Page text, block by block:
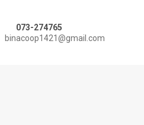
073-274765
binacoop1421@gmail.com